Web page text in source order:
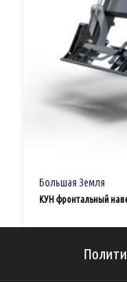
Большая Земля
КУН фронтальный